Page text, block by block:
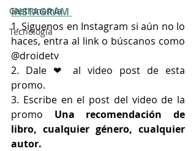
Gastronomía
Tecnología
INSTAGRAM
1. Siguenos en Instagram si aún no lo
haces, entra al link o búscanos como
@droidetv
2. Dale ❤ al video post de esta
promo.
3. Escribe en el post del video de la
promo Una recomendación de
libro, cualquier género, cualquier
autor.